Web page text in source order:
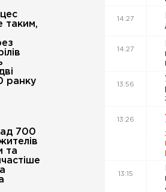
таким,
ранку
700
та
14:27
14:27
13:56
13:26
13:15